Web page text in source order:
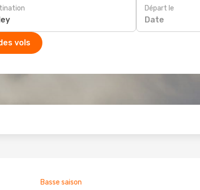
Départ le
Date
vols
Basse saison